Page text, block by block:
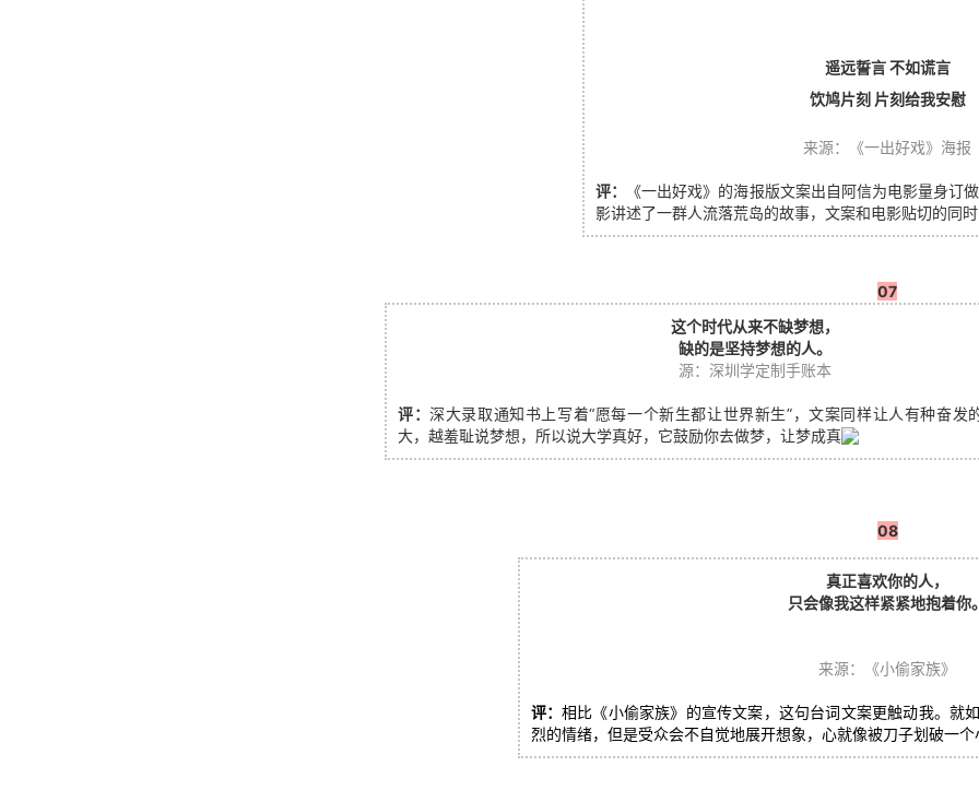
遥远誓言 不如谎言
饮鸠片刻 片刻给我安慰
来源：《一出好戏》海报
评：
《一出好戏》的海报版文案出自阿信为电影量身订
影讲述了一群人流落荒岛的故事，文案和电影贴切的同
07
这个时代从来不缺梦想，
缺的是坚持梦想的人。
源：深圳学定制手账本
评：深大录取通知书上写着“愿每一个新生都让世界新生”，文案同样让人有种奋发
大，越羞耻说梦想，所以说大学真好，它鼓励你去做梦，让梦成真
08
真正喜欢你的人，
只会像我这样紧紧地抱着你
来源：《小偷家族》
评： 相比《小偷家族》的宣传文案，这句台词文案更触动我。就
烈的情绪，但是受众会不自觉地展开想象，心就像被刀子划破一